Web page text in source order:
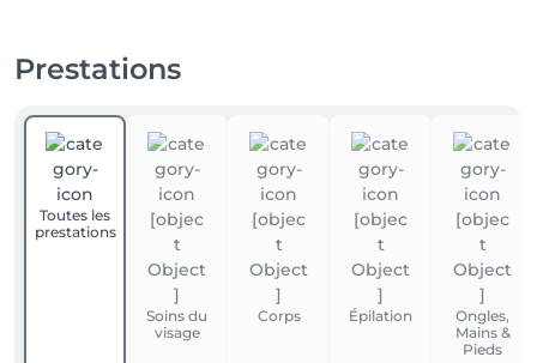
Prestations
Toutes les
prestations
Soins du
visage
Corps Épilation
Ongles,
Mains &
Pieds